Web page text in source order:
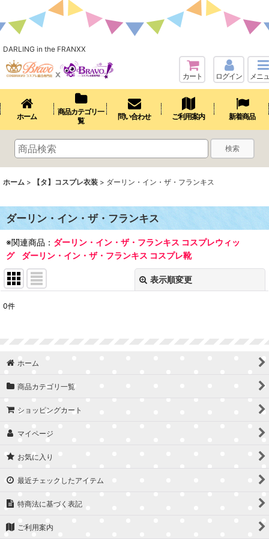
DARLING in the FRANXX
カート ログイン メニ
ホーム
商品カテゴリ一
覧
問い合わせ ご利用案内 新着商品
検索
ホーム > 【タ】コスプレ衣装 > ダーリン・イン・ザ・フランキス
ダーリン・イン・ザ・フランキス
※関連商品： ダーリン・イン・ザ・フランキス コスプレウィッ
グ
ダーリン・イン・ザ・フランキス コスプレ靴
表示順変更
0件
ホーム
商品カテゴリ一覧
ショッピングカート
マイページ
お気に入り
最近チェックしたアイテム
特商法に基づく表記
ご利用案内